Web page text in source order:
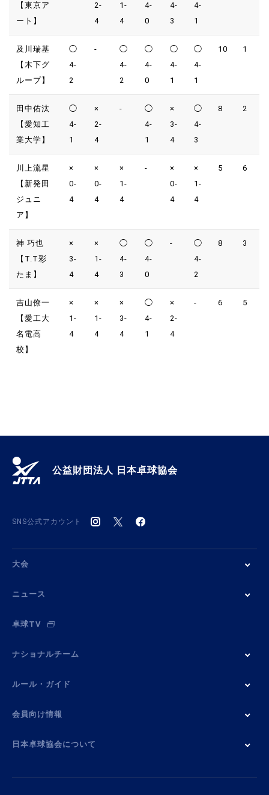
【東京ア
ート】
2-
4
1-
4
4-
0
4-
3
4-
1
及川瑞基
【木下グ
ループ】
◯
4-
2
-
◯
4-
2
◯
4-
0
◯
4-
1
◯
4-
1
10 1
田中佑汰
【愛知工
業大学】
◯
4-
1
×
2-
4
-
◯
4-
1
×
3-
4
◯
4-
3
8 2
川上流星
【新発田
ジュニ
ア】
×
0-
4
×
0-
4
×
1-
4
-
×
0-
4
×
1-
4
5 6
神 巧也
【T.T彩
たま】
×
3-
4
×
1-
4
◯
4-
3
◯
4-
0
-
◯
4-
2
8 3
吉山僚一
【愛工大
名電高
校】
×
1-
4
×
1-
4
×
3-
4
◯
4-
1
×
2-
4
- 6 5
公益財団法人 日本卓球協会
SNS公式アカウント
大会
ニュース
卓球TV
ナショナルチーム
ルール・ガイド
会員向け情報
日本卓球協会について